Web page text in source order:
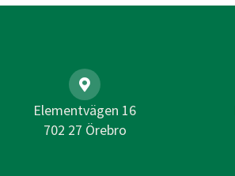
Elementvägen 16
702 27 Örebro